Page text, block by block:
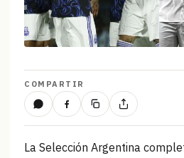
COMPARTIR
La Selección Argentina